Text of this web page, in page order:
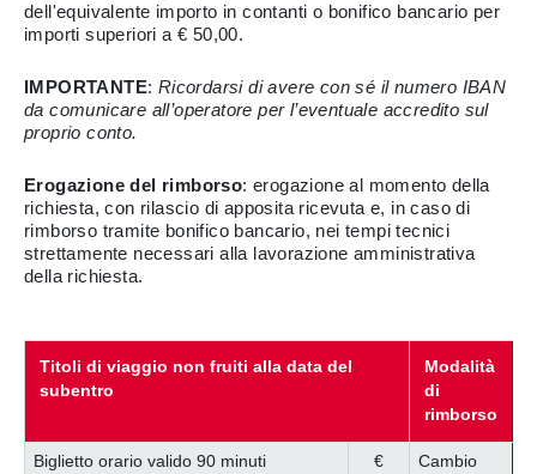
dell'equivalente importo in contanti o bonifico bancario per
importi superiori a € 50,00.
IMPORTANTE: Ricordarsi di avere con sé il numero IBAN
da comunicare all’operatore per l’eventuale accredito sul
proprio conto.
Erogazione del rimborso: erogazione al momento della
richiesta, con rilascio di apposita ricevuta e, in caso di
rimborso tramite bonifico bancario, nei tempi tecnici
strettamente necessari alla lavorazione amministrativa
della richiesta.
Titoli di viaggio non fruiti alla data del
subentro
Modalità
di
rimborso
Biglietto orario valido 90 minuti
€
Cambio